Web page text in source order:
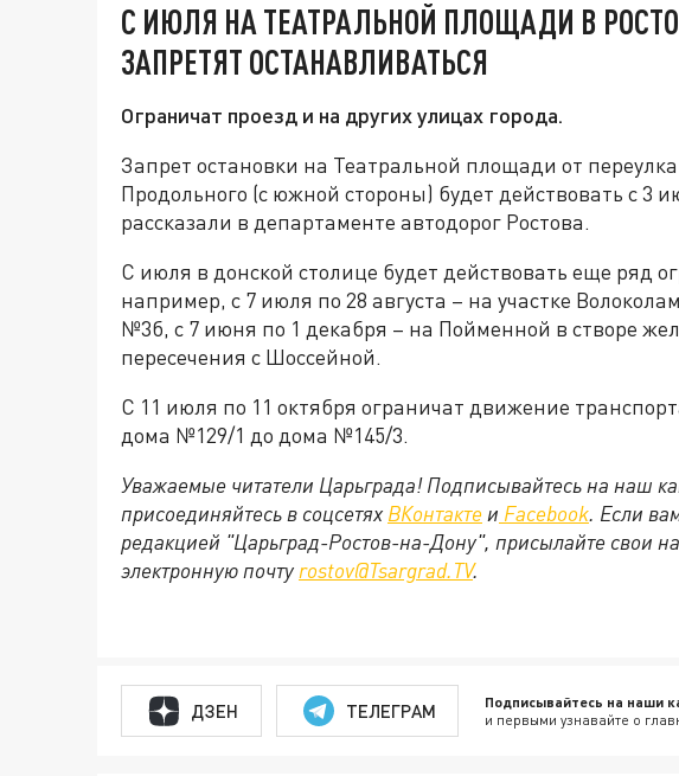
С ИЮЛЯ НА ТЕАТРАЛЬНОЙ ПЛОЩАДИ В
ЗАПРЕТЯТ ОСТАНАВЛИВАТЬСЯ
Ограничат проезд и на других улицах города.
Запрет остановки на Театральной площади от
Продольного (с южной стороны) будет действовать с 3
рассказали в департаменте автодорог Ростова.
С июля в донской столице будет действовать еще ряд
например, с 7 июля по 28 августа – на участке
№3б, с 7 июня по 1 декабря – на Пойменной в створе
пересечения с Шоссейной.
С 11 июля по 11 октября ограничат движение
дома №129/1 до дома №145/3.
Уважаемые читатели Царьграда! Подписывайтесь на наш
присоединяйтесь в соцсетях ВКонтакте и Facebook. Если
редакцией "Царьград-Ростов-на-Дону", присылайте свои
электронную почту rostov@Tsargrad.TV.
ДЗЕН ТЕЛЕГРАМ Подписывайтесь на наши
и первыми узнавайте о